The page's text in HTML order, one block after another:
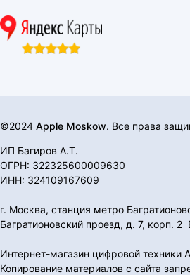
©2024 Apple Moskow. Все права
ИП Багиров А.Т.
ОГРН: 322325600009630
ИНН: 324109167609
г. Москва, станция метро
Багратионовский проезд, д. 7, корп. 2
Интернет-магазин цифровой техники
Копирование материалов с сайта